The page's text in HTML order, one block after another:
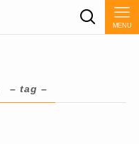
MENU
– tag –